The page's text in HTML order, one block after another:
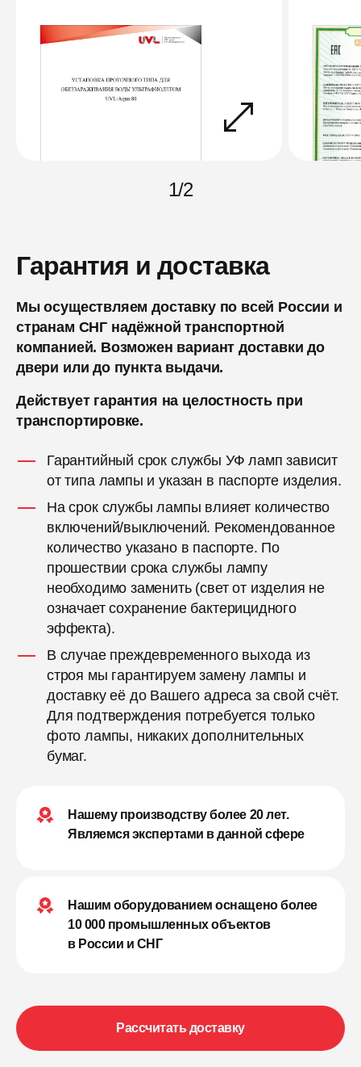
1/2
Гарантия и доставка
Мы осуществляем доставку по всей России и
странам СНГ надёжной транспортной
компанией. Возможен вариант доставки до
двери или до пункта выдачи.
Действует гарантия на целостность при
транспортировке.
Гарантийный срок службы УФ ламп зависит
от типа лампы и указан в паспорте изделия.
На срок службы лампы влияет количество
включений/выключений. Рекомендованное
количество указано в паспорте. По
прошествии срока службы лампу
необходимо заменить (свет от изделия не
означает сохранение бактерицидного
эффекта).
В случае преждевременного выхода из
строя мы гарантируем замену лампы и
доставку её до Вашего адреса за свой счёт.
Для подтверждения потребуется только
фото лампы, никаких дополнительных
бумаг.
Нашему производству более 20 лет.
Являемся экспертами в данной сфере
Нашим оборудованием оснащено более
10 000 промышленных объектов
в России и СНГ
Рассчитать доставку